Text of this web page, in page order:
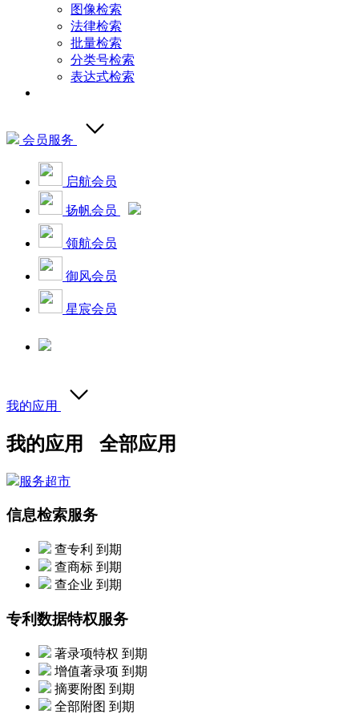
图像检索
法律检索
批量检索
分类号检索
表达式检索
会员服务
启航会员
扬帆会员
领航会员
御风会员
星宸会员
我的应用
我的应用 全部应用
服务超市
信息检索服务
查专利 到期
查商标 到期
查企业 到期
专利数据特权服务
著录项特权 到期
增值著录项 到期
摘要附图 到期
全部附图 到期